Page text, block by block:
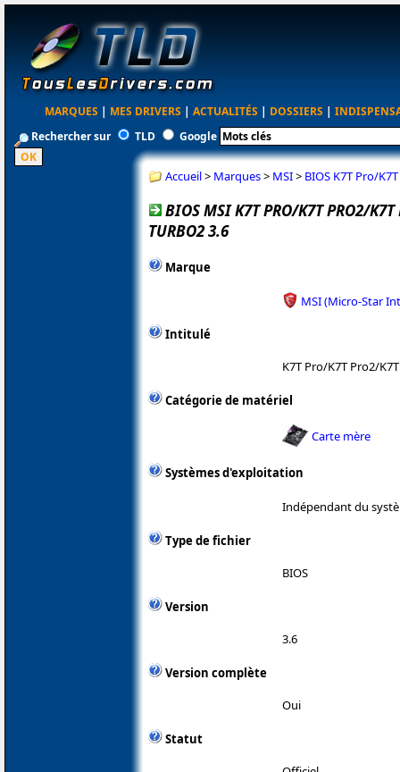
MARQUES | MES DRIVERS | ACTUALITÉS | DOSSIERS |
Rechercher sur
TLD Google
Accueil> Marques> MSI> BIOS K7T Pro/
BIOS MSI K7T PRO/K7T PRO2/
TURBO2 3.6
Marque
MSI (Micro-Star
Intitulé
K7T Pro/K7T Pro2/
Catégorie de matériel
Carte mère
Systèmes d'exploitation
Indépendant du
Type de fichier
BIOS
Version
3.6
Version complète
Oui
Statut